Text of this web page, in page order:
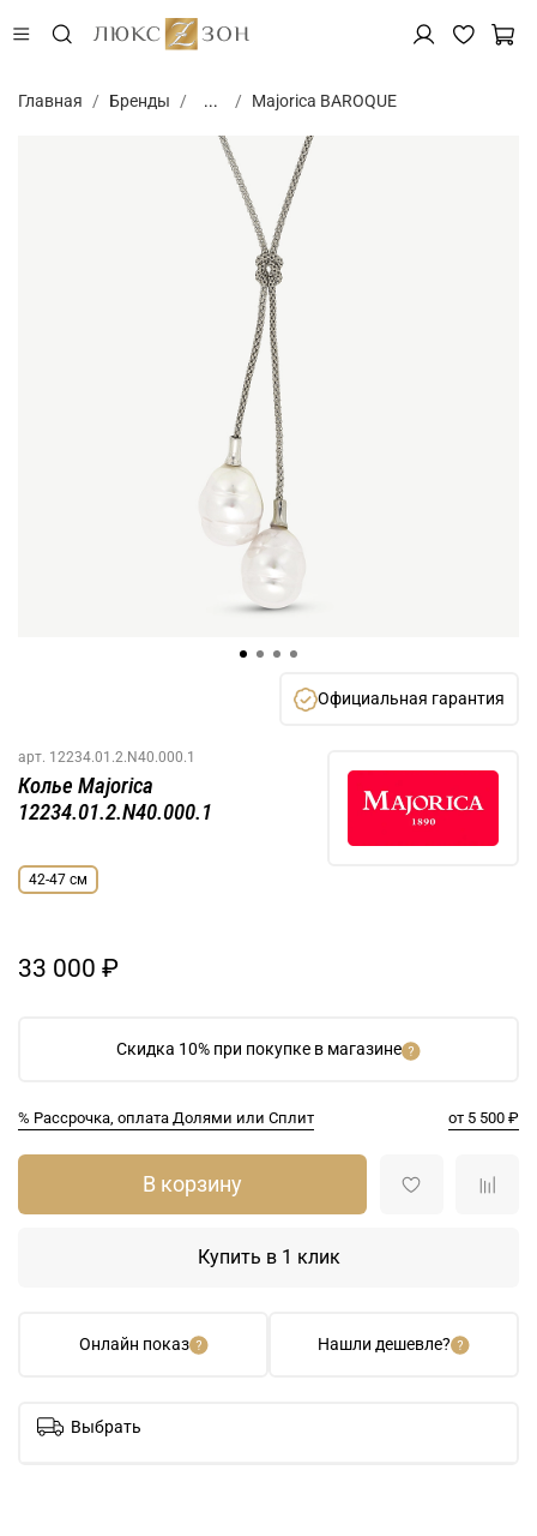
Главная Бренды ... Majorica BAROQUE
Официальная гарантия
арт. 12234.01.2.N40.000.1
Скидка 10% при покупке в магазине
% Рассрочка, оплата Долями или Сплит от 5 500 ₽
Колье Majorica
12234.01.2.N40.000.1
42-47 см
33 000 ₽
Онлайн показ Нашли дешевле?
В корзину
Купить в 1 клик
Выбрать